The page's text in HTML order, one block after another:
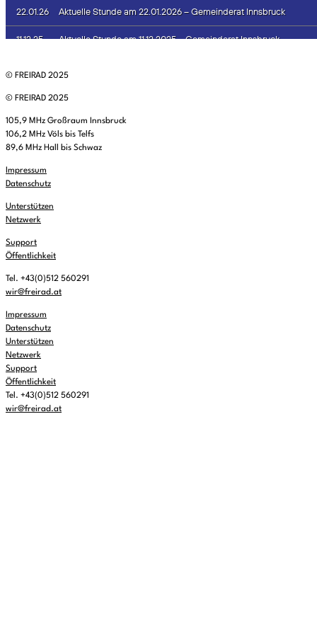
© FREIRAD 2025
© FREIRAD 2025
105,9 MHz Großraum Innsbruck
106,2 MHz Völs bis Telfs
89,6 MHz Hall bis Schwaz
Impressum
Datenschutz
Unterstützen
Netzwerk
Support
Öffentlichkeit
Tel. +43(0)512 560291
wir@freirad.at
Impressum
Datenschutz
Unterstützen
Netzwerk
Support
Öffentlichkeit
Tel. +43(0)512 560291
wir@freirad.at